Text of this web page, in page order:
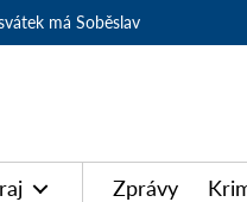
má Soběslav
Zprávy